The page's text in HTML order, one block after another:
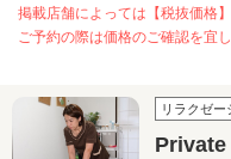
掲載店舗によっては【税抜価格
ご予約の際は価格のご確認を宜
リラクゼー
Private